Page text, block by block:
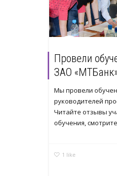
Провели
ЗАО
Мы провели
руководителей
Читайте отзывы
обучения,
1 like